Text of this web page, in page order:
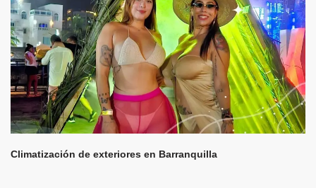
Climatización de exteriores en Barranquilla